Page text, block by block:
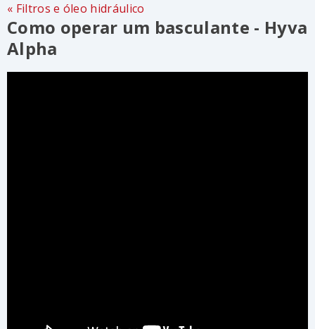
Filtros e óleo hidráulico
Como operar um basculante - Hyva
Alpha